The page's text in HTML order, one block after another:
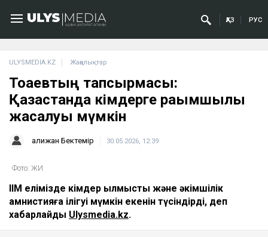
ҚАЗ РУС
ULYSMEDIA.KZ Жаңалықтар
Тоқаевтың тапсырмасы:
Қазақстанда кімдерге рақымшылық
жасалуы мүмкін
Қалижан Бектемір 30.05.2026, 12:39
Фото: ЖИ
ІІМ елімізде кімдер қылмыстық және әкімшілік
амнистияға ілігуі мүмкін екенін түсіндірді, деп
хабарлайды Ulysmedia.kz.